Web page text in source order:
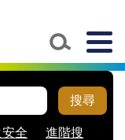
搜尋
安全
進階搜